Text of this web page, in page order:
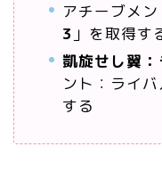
アチーブメン
3 」を取得す
凱旋せし翼
ント：ライ
する